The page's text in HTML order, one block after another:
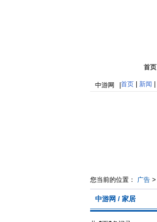
首页
中游网 首页 新闻
您当前的位置： 广告 >
中游网 / 家居